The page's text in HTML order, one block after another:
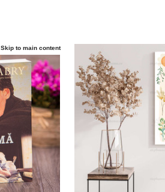
Skip to main content